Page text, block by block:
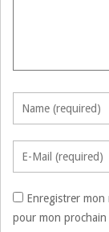
Enregistrer
pour mon prochain